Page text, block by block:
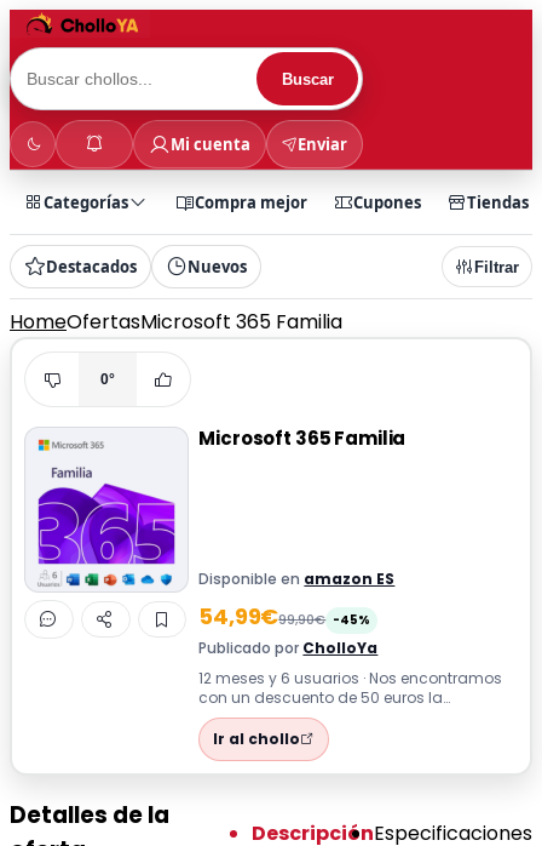
Buscar
Mi cuenta Enviar
Categorías Compra mejor Cupones Tiendas
Destacados Nuevos Filtrar
HomeOfertasMicrosoft 365 Familia
0°
Microsoft 365 Familia
Disponible en amazon ES
54,99€99,90€ -45%
Publicado por CholloYa
12 meses y 6 usuarios · Nos encontramos
con un descuento de 50 euros la
suscripción a Microsoft 365 Familia, una
susc...
Ir al chollo
Detalles de la
DescripciónEspecificaciones